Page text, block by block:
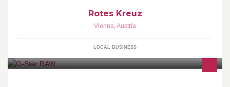
Rotes Kreuz
Vienna,Austria
LOCAL BUSINESS